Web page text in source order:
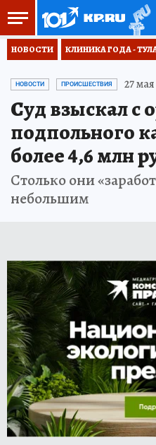
НОВОСТИ КЛИНИКА ГОДА -
НОВОСТИ ПРОИСШЕСТВИЯ 27 мая
Суд взыскал с
подпольного
более 4,6 млн
Столько они
небольшим